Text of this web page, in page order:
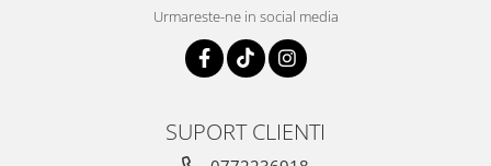
Urmareste-ne in social media
SUPORT CLIENTI